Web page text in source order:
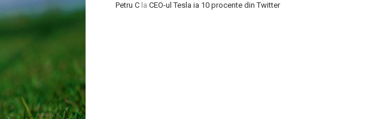
Petru C la CEO-ul Tesla ia 10 procente din Twitter